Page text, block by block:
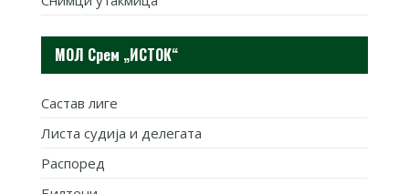
МОЛ Срем „ИСТОК“
Састав лиге
Листа судија и делегата
Распоред